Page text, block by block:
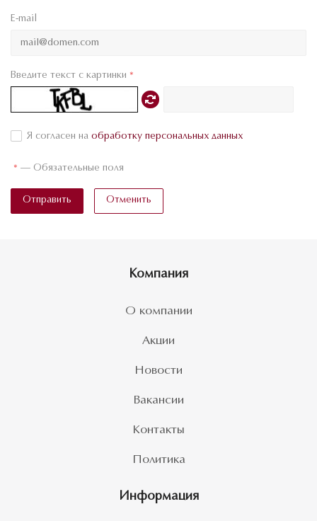
E-mail
Введите текст с картинки *
Я согласен на обработку персональных данных
* — Обязательные поля
Отправить Отменить
Компания
О компании
Акции
Новости
Вакансии
Контакты
Политика
Информация